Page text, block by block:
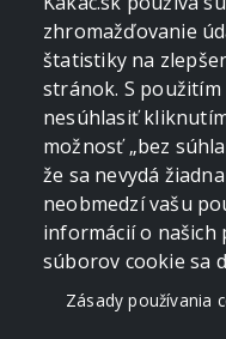
zhromažďovanie
štatistiky na
stránok. S
nesúhlasiť
možnosť „bez
že sa nevydá
neobmedzí vašu
informácií o našich
súborov cookie sa
Zásady používania